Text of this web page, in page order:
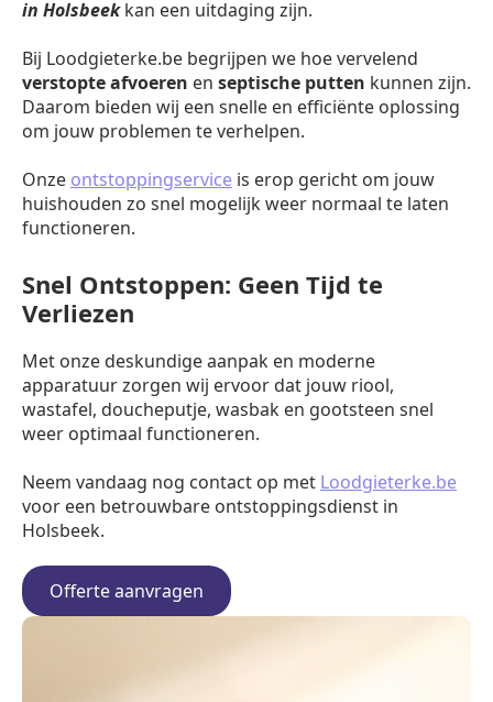
in Holsbeekkan een uitdaging zijn.
Bij Loodgieterke.be begrijpen we hoe vervelend
verstopte afvoeren en septische putten kunnen zijn.
Daarom bieden wij een snelle en efficiënte oplossing
om jouw problemen te verhelpen.
Onze ontstoppingservice is erop gericht om jouw
huishouden zo snel mogelijk weer normaal te laten
functioneren.
Snel Ontstoppen: Geen Tijd te
Verliezen
Met onze deskundige aanpak en moderne
apparatuur zorgen wij ervoor dat jouw riool,
wastafel, doucheputje, wasbak en gootsteen snel
weer optimaal functioneren.
Neem vandaag nog contact op met Loodgieterke.be
voor een betrouwbare ontstoppingsdienst in
Holsbeek.
Offerte aanvragen